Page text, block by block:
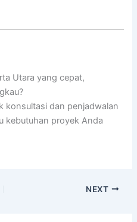
Utara yang cepat,
konsultasi dan penjadwalan
kebutuhan proyek Anda
NEXT